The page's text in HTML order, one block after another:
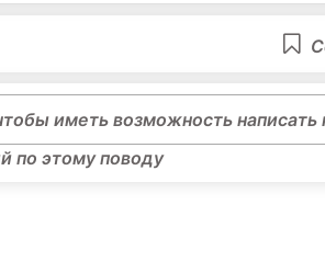
иметь возможность
по этому поводу